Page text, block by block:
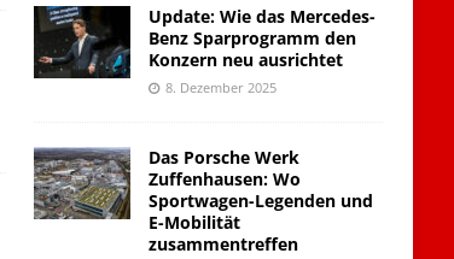
Update: Wie das Mercedes-
Benz Sparprogramm den
Konzern neu ausrichtet
8. Dezember 2025
Das Porsche Werk
Zuffenhausen: Wo
Sportwagen-Legenden und
E-Mobilität
zusammentreffen